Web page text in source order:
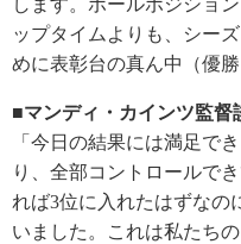
します。ポールポジショ
ップタイムよりも、シー
めに表彰台の真ん中（優
■マンディ・カインツ監督
「今日の結果には満足で
り、全部コントロールで
れば3位に入れたはずなの
いました。これは私たち